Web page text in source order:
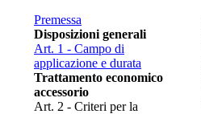
Premessa
Disposizioni generali
Art. 1 - Campo di
applicazione e durata
Trattamento economico
accessorio
Art. 2 - Criteri per la